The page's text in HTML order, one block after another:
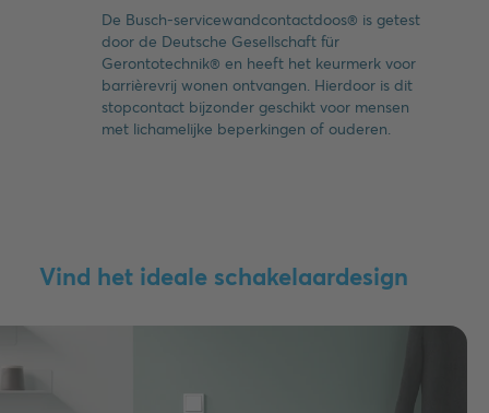
De Busch-servicewandcontactdoos® is getest
door de Deutsche Gesellschaft für
Gerontotechnik® en heeft het keurmerk voor
barrièrevrij wonen ontvangen. Hierdoor is dit
stopcontact bijzonder geschikt voor mensen
met lichamelijke beperkingen of ouderen.
Vind het ideale schakelaardesign